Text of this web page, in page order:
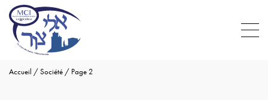
Accueil /Société / Page 2